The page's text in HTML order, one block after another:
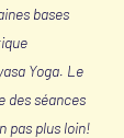
bases
Yoga. Le
des séances
pas plus loin!